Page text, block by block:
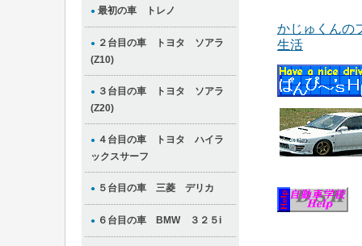
● 最初の車 トレノ
●
２台目の車 トヨタ ソアラ
(Z10)
●
３台目の車 トヨタ ソアラ
(Z20)
● ４台目の車 トヨタ ハイラ
ックスサーフ
● ５台目の車 三菱 デリカ
● ６台目の車 BMW ３２５i
かじゅくんの
生活